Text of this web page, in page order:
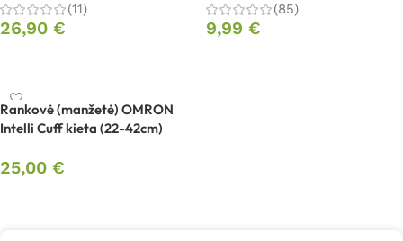
(11)
26,90 €
(85)
9,99 €
Rankovė (manžetė) OMRON
Intelli Cuff kieta (22-42cm)
25,00 €